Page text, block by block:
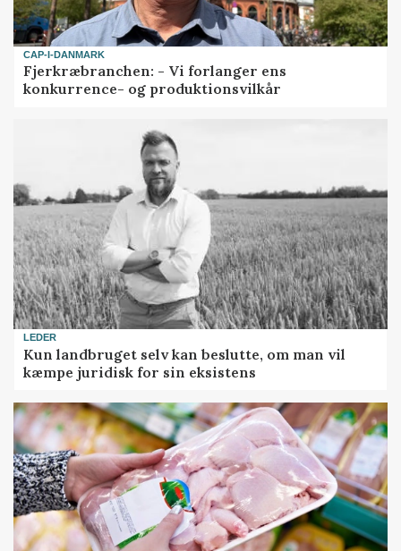
CAP-I-DANMARK
Fjerkræbranchen: - Vi forlanger ens
konkurrence- og produktionsvilkår
LEDER
Kun landbruget selv kan beslutte, om man vil
kæmpe juridisk for sin eksistens